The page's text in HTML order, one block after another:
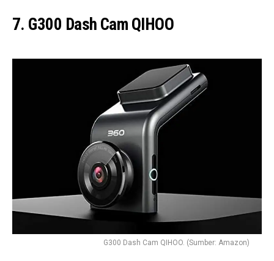
7. G300 Dash Cam QIHOO
G300 Dash Cam QIHOO. (Sumber: Amazon)